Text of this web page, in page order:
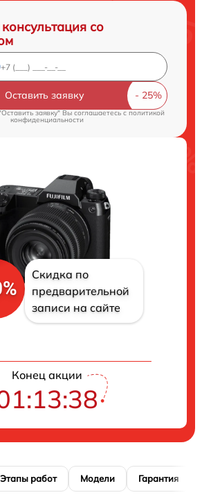
со
Оставить заявку
заявку" Вы соглашаетесь c политикой
конфиденциальности
Скидка по
предварительной
записи на сайте
Конец акции
Этапы работ Модели Гарантия